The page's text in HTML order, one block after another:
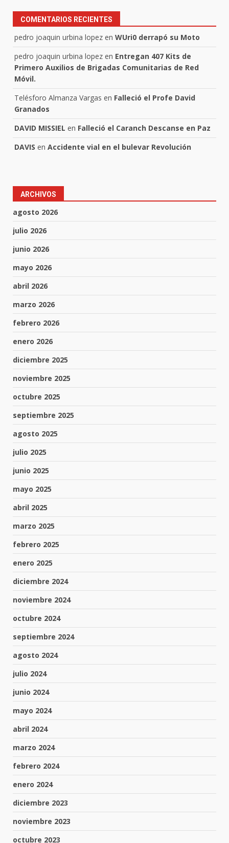
COMENTARIOS RECIENTES
pedro joaquin urbina lopez en WUri0 derrapó su Moto
pedro joaquin urbina lopez en Entregan 407 Kits de
Primero Auxilios de Brigadas Comunitarias de Red
Móvil.
Telésforo Almanza Vargas en Falleció el Profe David
Granados
DAVID MISSIEL en Falleció el Caranch Descanse en Paz
DAVIS en Accidente vial en el bulevar Revolución
ARCHIVOS
agosto 2026
julio 2026
junio 2026
mayo 2026
abril 2026
marzo 2026
febrero 2026
enero 2026
diciembre 2025
noviembre 2025
octubre 2025
septiembre 2025
agosto 2025
julio 2025
junio 2025
mayo 2025
abril 2025
marzo 2025
febrero 2025
enero 2025
diciembre 2024
noviembre 2024
octubre 2024
septiembre 2024
agosto 2024
julio 2024
junio 2024
mayo 2024
abril 2024
marzo 2024
febrero 2024
enero 2024
diciembre 2023
noviembre 2023
octubre 2023